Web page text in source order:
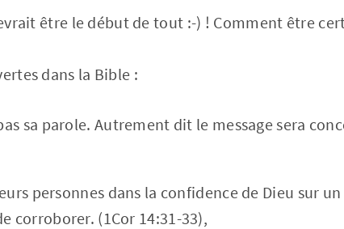
être le début de tout :-) ! Comment être
dans la Bible :
sa parole. Autrement dit le message sera
personnes dans la confidence de Dieu sur
corroborer. (1Cor 14:31-33),